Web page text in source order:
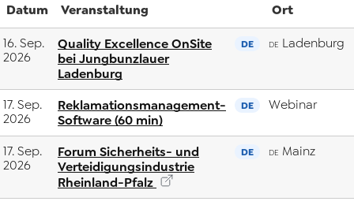
Datum Veranstaltung Ort
16. Sep.
2026
Quality Excellence OnSite
bei Jungbunzlauer
Ladenburg
DE DE Ladenburg
17. Sep.
2026
Reklamationsmanagement-
Software (60 min)
DE Webinar
17. Sep.
2026
Forum Sicherheits- und
Verteidigungsindustrie
Rheinland-Pfalz
DE DE Mainz